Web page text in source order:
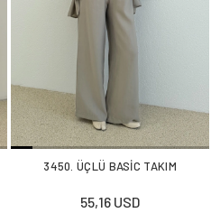
3450. ÜÇLÜ BASİC TAKIM
55,16 USD